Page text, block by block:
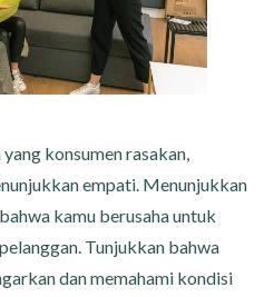
konsumen rasakan,
empati. Menunjukkan
kamu berusaha untuk
Tunjukkan bahwa
dan memahami kondisi